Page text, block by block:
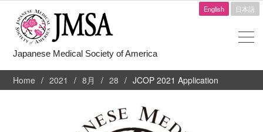
English 日本語
Japanese Medical Society of America
Home 2021 8月 28 JCOP 2021 Application